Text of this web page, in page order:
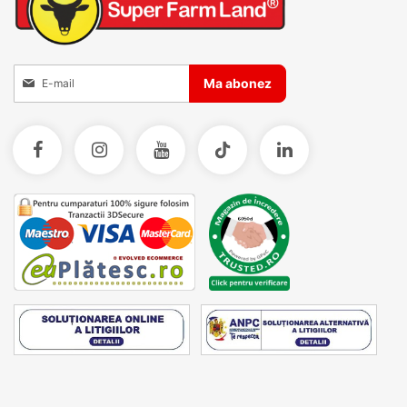
umplerea și curățarea se fac rapid, iar fixarea pe
grilajul cuștii este simplă și sigură.
Inscrieti-va la Buletinele noastre informative
Ma abonez